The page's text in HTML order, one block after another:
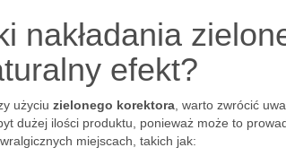
nakładania
efekt?
użyciu zielonego korektora , warto zwrócić
dużej ilości produktu, ponieważ może to
miejscach, takich jak: